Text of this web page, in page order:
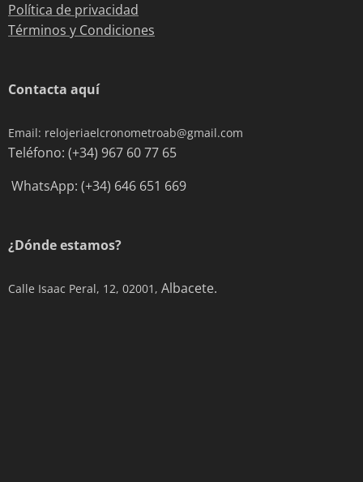
Política de privacidad
Términos y Condiciones
Contacta aquí
Email: relojeriaelcronometroab@gmail.com
Teléfono: (+34) 967 60 77 65
WhatsApp: (+34) 646 651 669
¿Dónde estamos?
Calle Isaac Peral, 12, 02001, Albacete.